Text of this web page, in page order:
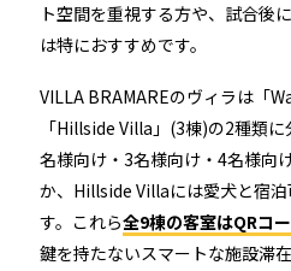
ト空間を重視する方や、試合後
は特におすすめです。
VILLA BRAMAREのヴィラは「
「Hillside Villa」(3棟)の2種類
名様向け・3名様向け・4名様向
か、Hillside Villaには愛犬と宿
す。これら全9棟の客室はQRコ
鍵を持たないスマートな施設滞
RemoteLOCK 500i
RemoteLOCK 700i
RemoteLOCK 8j-S
RemoteLOCK 9j
事例一覧
宿泊施設
レンタルスペース
店舗
料金
取付工事
取付工事トップ
お役立ち記事